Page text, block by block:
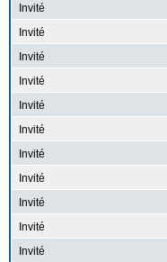
Invité
Invité
Invité
Invité
Invité
Invité
Invité
Invité
Invité
Invité
Invité